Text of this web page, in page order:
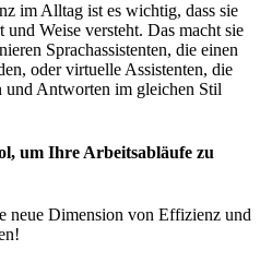
im Alltag ist es wichtig, dass sie
Weise versteht. Das macht sie
Sprachassistenten, die einen
oder virtuelle Assistenten, die
und Antworten im gleichen Stil
um Ihre Arbeitsabläufe zu
neue Dimension von Effizienz und